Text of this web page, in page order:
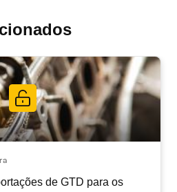
de GTD para os